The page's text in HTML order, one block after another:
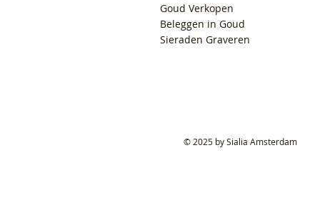
Goud Verkopen
Beleggen in Goud
Sieraden Graveren
© 2025 by Sialia Amsterdam